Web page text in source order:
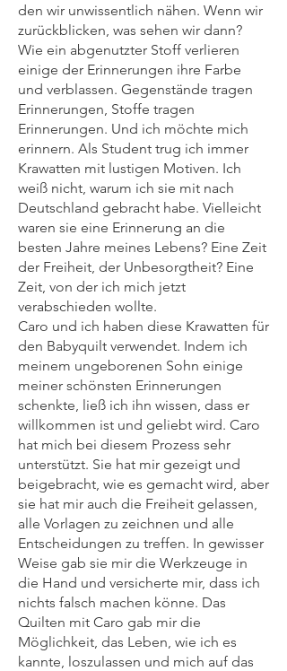
den wir unwissentlich nähen. Wenn wir
zurückblicken, was sehen wir dann?
Wie ein abgenutzter Stoff verlieren
einige der Erinnerungen ihre Farbe
und verblassen. Gegenstände tragen
Erinnerungen, Stoffe tragen
Erinnerungen. Und ich möchte mich
erinnern. Als Student trug ich immer
Krawatten mit lustigen Motiven. Ich
weiß nicht, warum ich sie mit nach
Deutschland gebracht habe. Vielleicht
waren sie eine Erinnerung an die
besten Jahre meines Lebens? Eine Zeit
der Freiheit, der Unbesorgtheit? Eine
Zeit, von der ich mich jetzt
verabschieden wollte.
Caro und ich haben diese Krawatten für
den Babyquilt verwendet. Indem ich
meinem ungeborenen Sohn einige
meiner schönsten Erinnerungen
schenkte, ließ ich ihn wissen, dass er
willkommen ist und geliebt wird. Caro
hat mich bei diesem Prozess sehr
unterstützt. Sie hat mir gezeigt und
beigebracht, wie es gemacht wird, aber
sie hat mir auch die Freiheit gelassen,
alle Vorlagen zu zeichnen und alle
Entscheidungen zu treffen. In gewisser
Weise gab sie mir die Werkzeuge in
die Hand und versicherte mir, dass ich
nichts falsch machen könne. Das
Quilten mit Caro gab mir die
Möglichkeit, das Leben, wie ich es
kannte, loszulassen und mich auf das